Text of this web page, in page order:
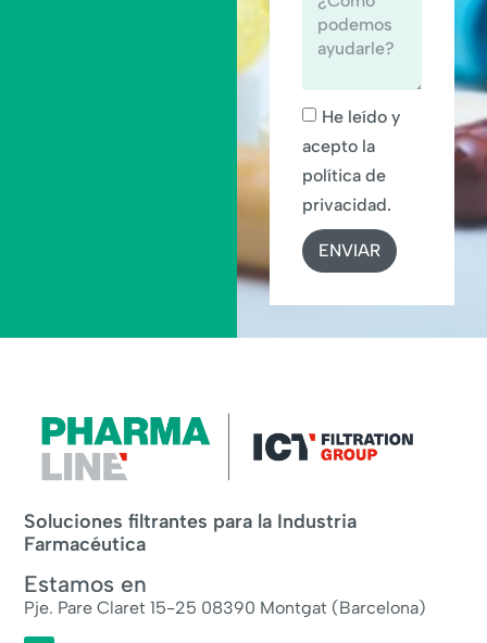
He leído y
acepto la
política de
privacidad.
ENVIAR
Soluciones filtrantes para la Industria
Farmacéutica
Estamos en
Pje. Pare Claret 15-25 08390 Montgat (Barcelona)